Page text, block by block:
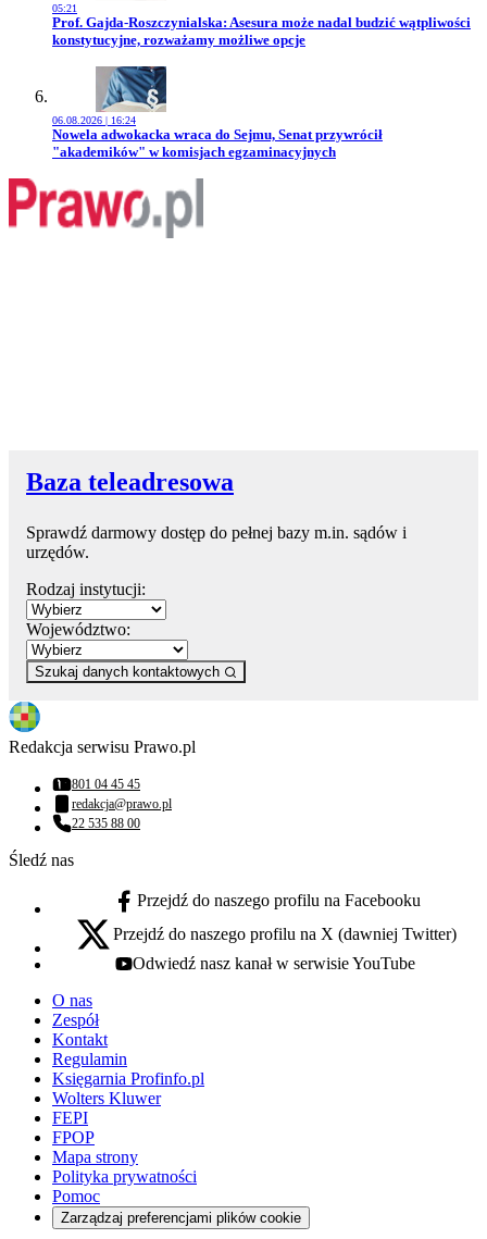
05:21
Przejdź do artykułu:
Prof. Gajda-Roszczynialska: Asesura może nadal budzić wątpliwości
konstytucyjne, rozważamy możliwe opcje
06.08.2026 | 16:24
Przejdź do artykułu:
Nowela adwokacka wraca do Sejmu, Senat przywrócił
"akademików" w komisjach egzaminacyjnych
Baza teleadresowa
Sprawdź darmowy dostęp do pełnej bazy m.in. sądów i
urzędów.
Rodzaj instytucji:
Województwo:
Szukaj danych kontaktowych
Redakcja serwisu Prawo.pl
Numer telefonu:
801 04 45 45
Adres email:
redakcja@prawo.pl
Numer telefonu:
22 535 88 00
Śledź nas
facebook - otwiera się w nowej karcie
Przejdź do naszego profilu na Facebooku
x - otwiera się w nowej karcie
Przejdź do naszego profilu na X (dawniej Twitter)
youtube - otwiera się w nowej karcie
Odwiedź nasz kanał w serwisie YouTube
O nas
Zespół
Kontakt
Regulamin
Księgarnia Profinfo.pl
Wolters Kluwer
FEPI
FPOP
Mapa strony
Polityka prywatności
Pomoc
Zarządzaj preferencjami plików cookie